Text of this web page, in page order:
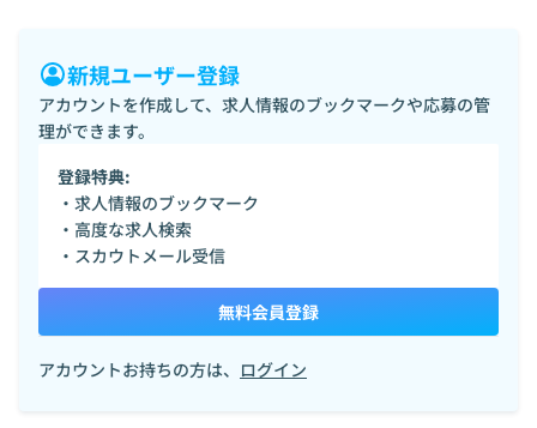
新規ユーザー登録
アカウントを作成して、求人情報のブックマークや応募の管
理ができます。
登録特典:
・求人情報のブックマーク
・高度な求人検索
・スカウトメール受信
無料会員登録
アカウントお持ちの方は、 ログイン